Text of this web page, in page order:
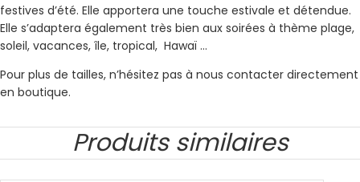
festives d’été. Elle apportera une touche estivale et détendue.
Elle s’adaptera également très bien aux soirées à thème plage,
soleil, vacances, île, tropical, Hawaï …
Pour plus de tailles, n’hésitez pas à nous contacter directement
en boutique.
Produits similaires